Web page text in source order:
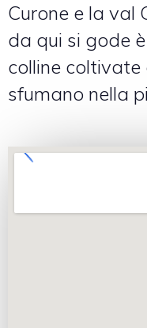
Curone e la val
da qui si gode
colline
sfumano nella